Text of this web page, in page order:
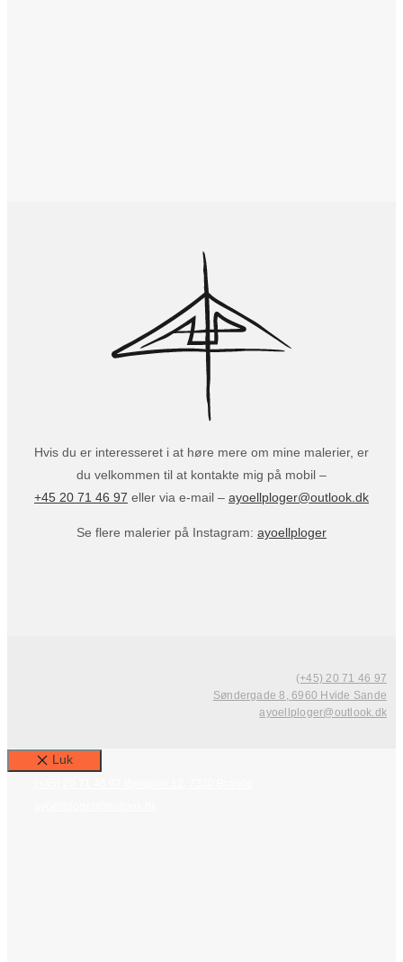
Hvis du er interesseret i at høre mere om mine malerier, er
du velkommen til at kontakte mig på mobil –
+45 20 71 46 97 eller via e-mail – ayoellploger@outlook.dk
Se flere malerier på Instagram: ayoellploger
(+45) 20 71 46 97
Søndergade 8, 6960 Hvide Sande
ayoellploger@outlook.dk
Luk